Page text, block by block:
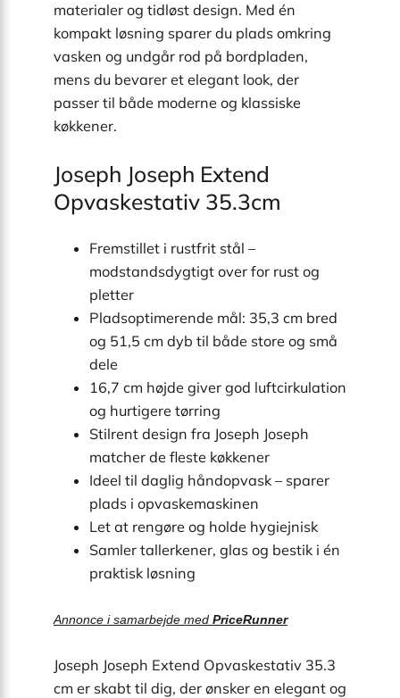
materialer og tidløst design. Med én
kompakt løsning sparer du plads omkring
vasken og undgår rod på bordpladen,
mens du bevarer et elegant look, der
passer til både moderne og klassiske
køkkener.
Joseph Joseph Extend
Opvaskestativ 35.3cm
Fremstillet i rustfrit stål –
modstandsdygtigt over for rust og
pletter
Pladsoptimerende mål: 35,3 cm bred
og 51,5 cm dyb til både store og små
dele
16,7 cm højde giver god luftcirkulation
og hurtigere tørring
Stilrent design fra Joseph Joseph
matcher de fleste køkkener
Ideel til daglig håndopvask – sparer
plads i opvaskemaskinen
Let at rengøre og holde hygiejnisk
Samler tallerkener, glas og bestik i én
praktisk løsning
Annonce i samarbejde med PriceRunner
Joseph Joseph Extend Opvaskestativ 35.3
cm er skabt til dig, der ønsker en elegant og